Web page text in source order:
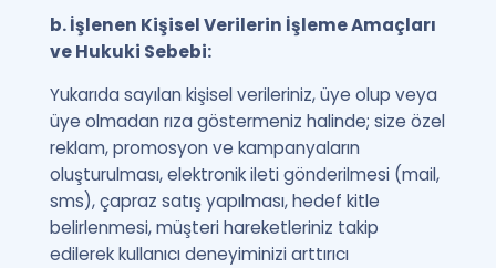
b. İşlenen Kişisel Verilerin İşleme Amaçları
ve Hukuki Sebebi:
Yukarıda sayılan kişisel verileriniz, üye olup veya
üye olmadan rıza göstermeniz halinde; size özel
reklam, promosyon ve kampanyaların
oluşturulması, elektronik ileti gönderilmesi (mail,
sms), çapraz satış yapılması, hedef kitle
belirlenmesi, müşteri hareketleriniz takip
edilerek kullanıcı deneyiminizi arttırıcı